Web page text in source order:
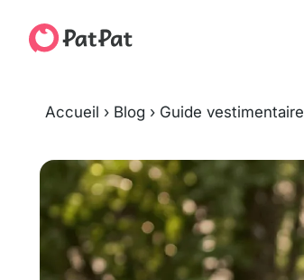
Accueil › Blog › Guide vestimentaire